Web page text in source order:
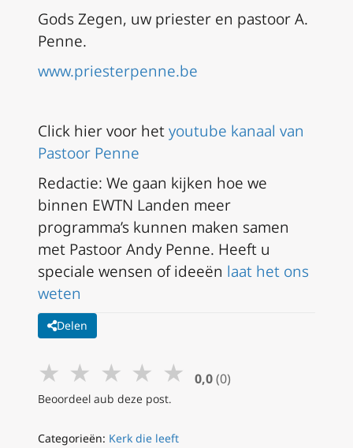
Gods Zegen, uw priester en pastoor A.
Penne.
www.priesterpenne.be
Click hier voor hetyoutube kanaal van
Pastoor Penne
Redactie: We gaan kijken hoe we
binnen EWTN Landen meer
programma’s kunnen maken samen
met Pastoor Andy Penne. Heeft u
speciale wensen of ideeën laat het ons
weten
Delen
★ ★ ★ ★ ★ 0,0 (0)
Beoordeel aub deze post.
Categorieën: Kerk die leeft